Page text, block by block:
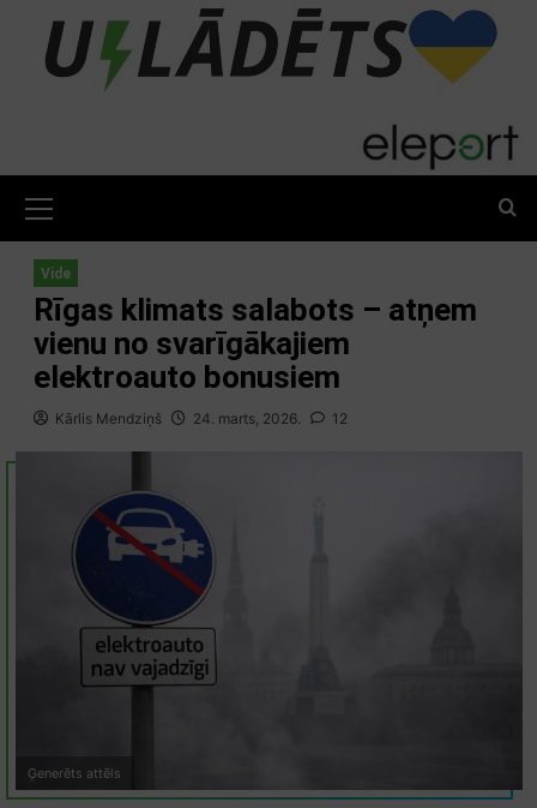
content
Menu
Vide
Rīgas klimats salabots – atņem
vienu no svarīgākajiem
elektroauto bonusiem
Kārlis Mendziņš 24. marts, 2026. 12
Ģenerēts attēls